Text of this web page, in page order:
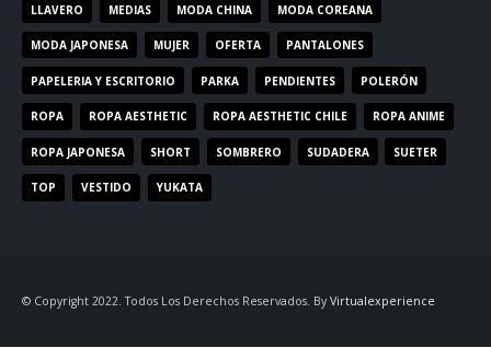
LLAVERO MEDIAS MODA CHINA MODA COREANA
MODA JAPONESA MUJER OFERTA PANTALONES
PAPELERIA Y ESCRITORIO PARKA PENDIENTES POLERÓN
ROPA ROPA AESTHETIC ROPA AESTHETIC CHILE ROPA ANIME
ROPA JAPONESA SHORT SOMBRERO SUDADERA SUETER
TOP VESTIDO YUKATA
© Copyright 2022. Todos Los Derechos Reservados. By Virtualexperience